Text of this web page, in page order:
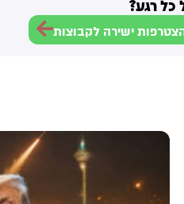
רגע?
ישירה לקבוצות